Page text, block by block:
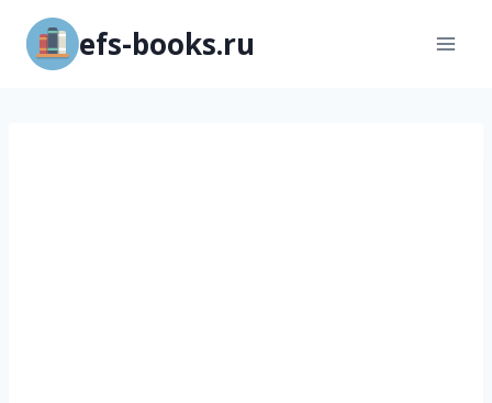
Перейти
содержимому
efs-books.ru